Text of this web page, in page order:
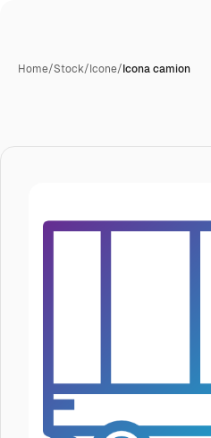
Home/Stock/Icone/Icona camion